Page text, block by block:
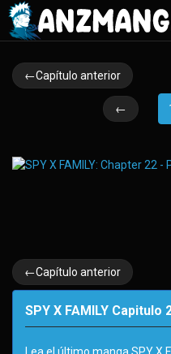
←Capítulo anterior
←
←Capítulo anterior
SPY X FAMILY Capitulo